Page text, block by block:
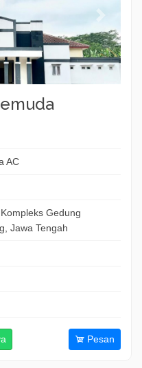
AC
Gedung
Jawa Tengah
Pesan